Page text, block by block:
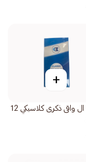
+
كى ثري ال واقى ذكرى كلاسيكي 12